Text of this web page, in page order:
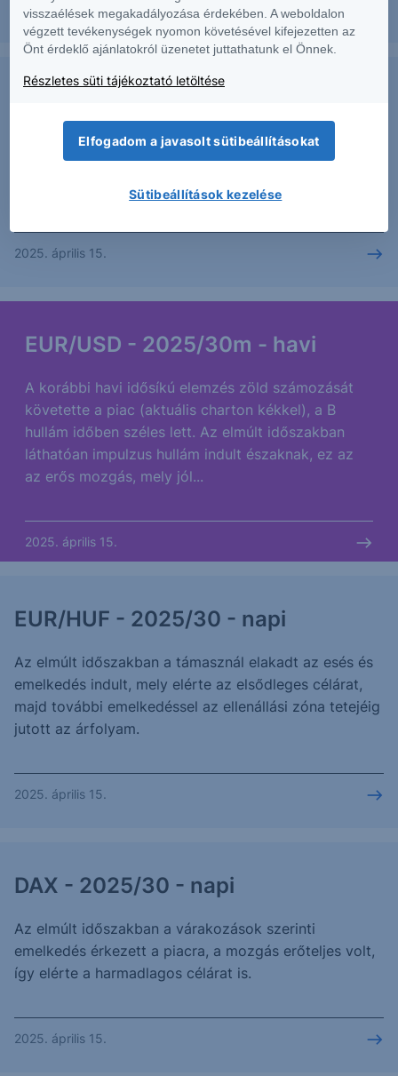
2025. április 15.
Az elmúlt időszakban további emelkedés érkezett a
piacra, mely elérte az elsődleges és másodlagos
2025. április 15.
EUR/USD - 2025/30m - havi
A korábbi havi idősíkú elemzés zöld számozását
követette a piac (aktuális charton kékkel), a B
hullám időben széles lett. Az elmúlt időszakban
láthatóan impulzus hullám indult északnak, ez az
az erős mozgás, mely jól...
2025. április 15.
EUR/HUF - 2025/30 - napi
Az elmúlt időszakban a támasznál elakadt az esés és
emelkedés indult, mely elérte az elsődleges célárat,
majd további emelkedéssel az ellenállási zóna tetejéig
jutott az árfolyam.
2025. április 15.
DAX - 2025/30 - napi
Az elmúlt időszakban a várakozások szerinti
emelkedés érkezett a piacra, a mozgás erőteljes volt,
így elérte a harmadlagos célárat is.
2025. április 15.
visszaélések megakadályozása érdekében. A weboldalon
végzett tevékenységek nyomon követésével kifejezetten az
Önt érdeklő ajánlatokról üzenetet juttathatunk el Önnek.
Részletes süti tájékoztató letöltése
Elfogadom a javasolt sütibeállításokat
Sütibeállítások kezelése